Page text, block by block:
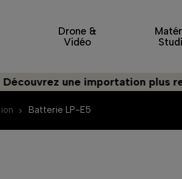
Drone &
Vidéo
une importation plus
Batterie LP-E5